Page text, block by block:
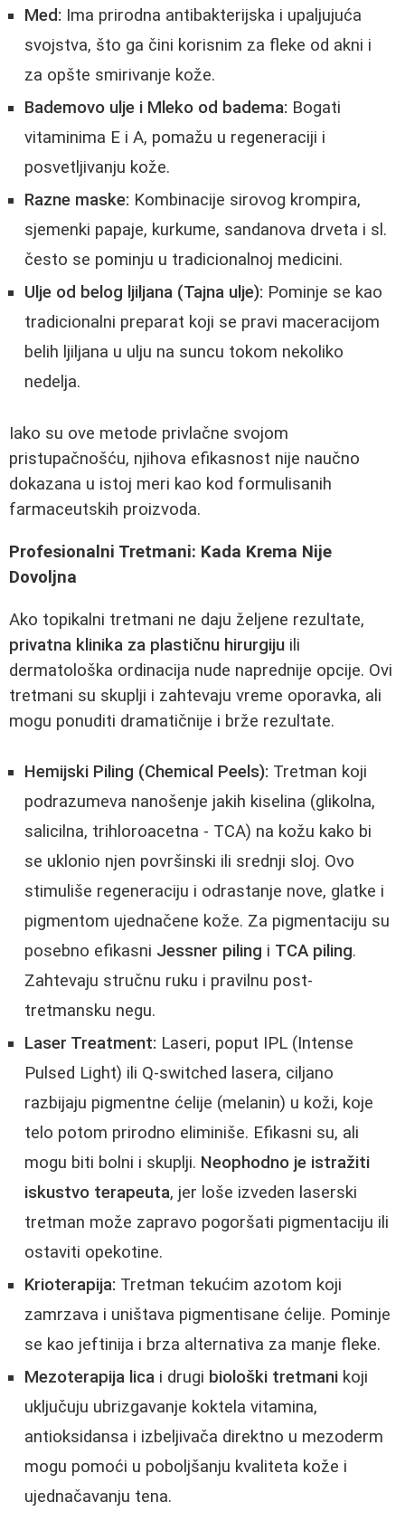
Med: Ima prirodna antibakterijska i upaljujuća
svojstva, što ga čini korisnim za fleke od akni i
za opšte smirivanje kože.
Bademovo ulje i Mleko od badema: Bogati
vitaminima E i A, pomažu u regeneraciji i
posvetljivanju kože.
Razne maske: Kombinacije sirovog krompira,
sjemenki papaje, kurkume, sandanova drveta i sl.
često se pominju u tradicionalnoj medicini.
Ulje od belog ljiljana (Tajna ulje): Pominje se kao
tradicionalni preparat koji se pravi maceracijom
belih ljiljana u ulju na suncu tokom nekoliko
nedelja.
Iako su ove metode privlačne svojom
pristupačnošću, njihova efikasnost nije naučno
dokazana u istoj meri kao kod formulisanih
farmaceutskih proizvoda.
Profesionalni Tretmani: Kada Krema Nije
Dovoljna
Ako topikalni tretmani ne daju željene rezultate,
privatna klinika za plastičnu hirurgiju ili
dermatološka ordinacija nude naprednije opcije. Ovi
tretmani su skuplji i zahtevaju vreme oporavka, ali
mogu ponuditi dramatičnije i brže rezultate.
Hemijski Piling (Chemical Peels): Tretman koji
podrazumeva nanošenje jakih kiselina (glikolna,
salicilna, trihloroacetna - TCA) na kožu kako bi
se uklonio njen površinski ili srednji sloj. Ovo
stimuliše regeneraciju i odrastanje nove, glatke i
pigmentom ujednačene kože. Za pigmentaciju su
posebno efikasni Jessner piling i TCA piling.
Zahtevaju stručnu ruku i pravilnu post-
tretmansku negu.
Laser Treatment: Laseri, poput IPL (Intense
Pulsed Light) ili Q-switched lasera, ciljano
razbijaju pigmentne ćelije (melanin) u koži, koje
telo potom prirodno eliminiše. Efikasni su, ali
mogu biti bolni i skuplji. Neophodno je istražiti
iskustvo terapeuta, jer loše izveden laserski
tretman može zapravo pogoršati pigmentaciju ili
ostaviti opekotine.
Krioterapija: Tretman tekućim azotom koji
zamrzava i uništava pigmentisane ćelije. Pominje
se kao jeftinija i brza alternativa za manje fleke.
Mezoterapija lica i drugi biološki tretmani koji
uključuju ubrizgavanje koktela vitamina,
antioksidansa i izbeljivača direktno u mezoderm
mogu pomoći u poboljšanju kvaliteta kože i
ujednačavanju tena.